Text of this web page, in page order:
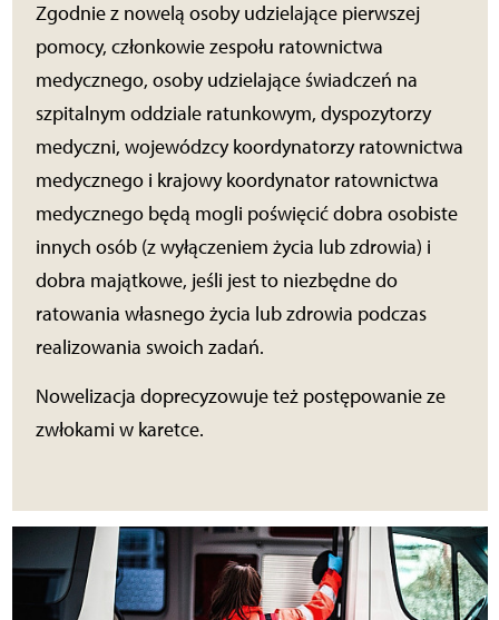
Zgodnie z nowelą osoby udzielające pierwszej
pomocy, członkowie zespołu ratownictwa
medycznego, osoby udzielające świadczeń na
szpitalnym oddziale ratunkowym, dyspozytorzy
medyczni, wojewódzcy koordynatorzy ratownictwa
medycznego i krajowy koordynator ratownictwa
medycznego będą mogli poświęcić dobra osobiste
innych osób (z wyłączeniem życia lub zdrowia) i
dobra majątkowe, jeśli jest to niezbędne do
ratowania własnego życia lub zdrowia podczas
realizowania swoich zadań.
Nowelizacja doprecyzowuje też postępowanie ze
zwłokami w karetce.